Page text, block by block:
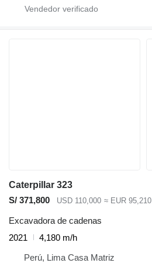
Caterpillar 323
S/ 371,800
USD 110,000 ≈ EUR 95,210
Excavadora de cadenas
2021
4,180 m/h
Perú, Lima Casa Matriz